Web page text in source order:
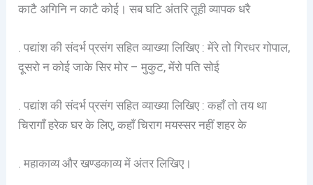
काटै अगिनि न काटै कोई। सब घटि अंतरि तूही व्यापक धरै
. पद्यांश की संदर्भ प्रसंग सहित व्याख्या लिखिए : मेंरे तो गिरधर गोपाल,
दूसरो न कोई जाके सिर मोर – मुकुट, मेंरो पति सोई
. पद्यांश की संदर्भ प्रसंग सहित व्याख्या लिखिए : कहाँ तो तय था
चिरागाँ हरेक घर के लिए, कहाँ चिराग मयस्सर नहीं शहर के
. महाकाव्य और खण्डकाव्य में अंतर लिखिए।